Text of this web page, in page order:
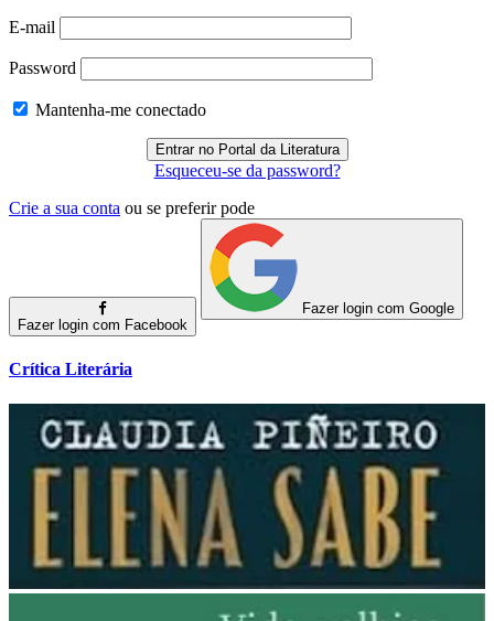
E-mail
Password
Mantenha-me conectado
Esqueceu-se da password?
Crie a sua conta ou se preferir pode
Fazer login com Facebook
Fazer login com Google
Crítica Literária